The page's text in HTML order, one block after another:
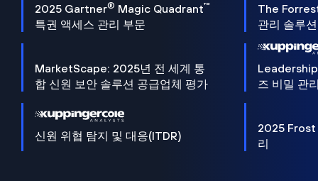
2025 Gartner® Magic Quadrant™
특권 액세스 관리 부문
The
관리 솔루
MarketScape: 2025년 전 세계 통
합 신원 보안 솔루션 공급업체 평가
즈 비밀 관
신원 위협 탐지 및 대응(ITDR)
2025 Frost
리